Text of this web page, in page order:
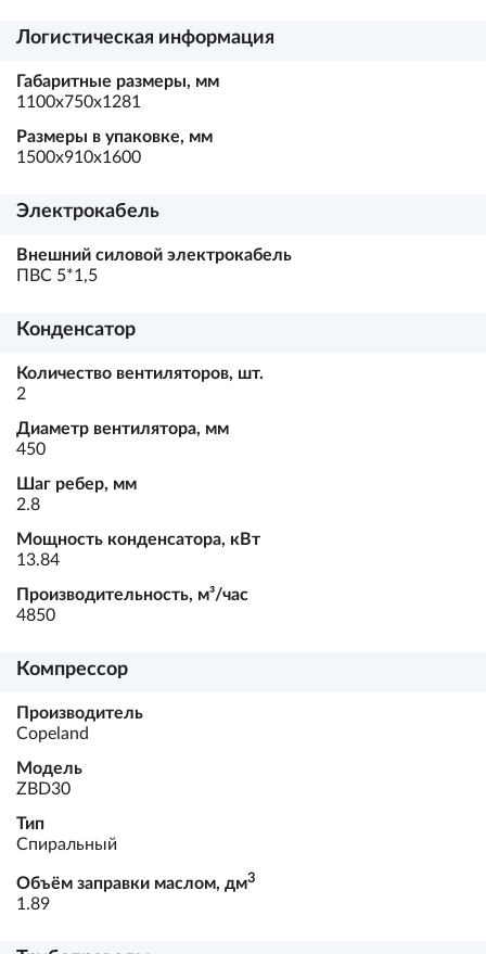
Логистическая информация
Габаритные размеры, мм
1100х750х1281
Размеры в упаковке, мм
1500х910х1600
Электрокабель
Внешний силовой электрокабель
ПВС 5*1,5
Конденсатор
Количество вентиляторов, шт.
2
Диаметр вентилятора, мм
450
Шаг ребер, мм
2.8
Мощность конденсатора, кВт
13.84
Производительность, м³/час
4850
Компрессор
Производитель
Copeland
Модель
ZBD30
Тип
Спиральный
Объём заправки маслом, дм3
1.89